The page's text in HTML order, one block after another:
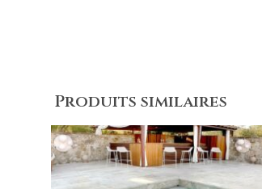
Produits similaires